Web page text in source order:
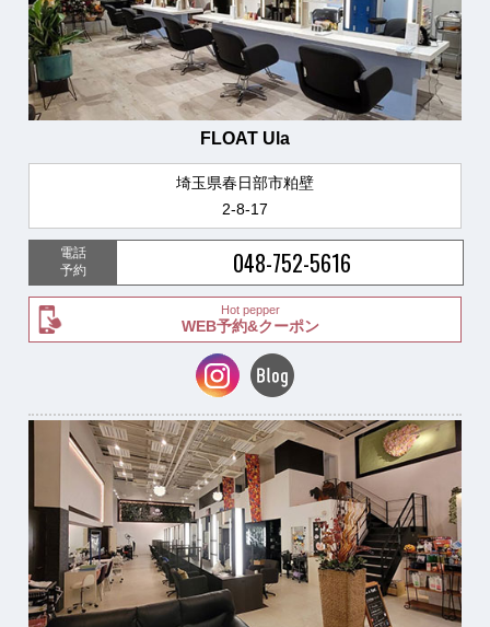
FLOAT Ula
埼玉県春日部市粕壁
2-8-17
電話
予約
048-752-5616
Hot pepper
WEB予約&クーポン